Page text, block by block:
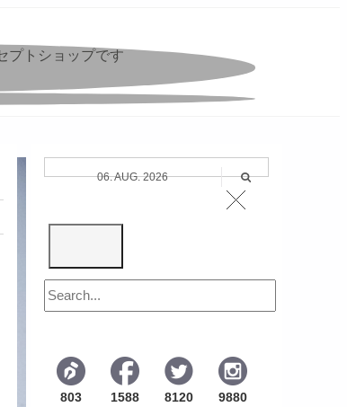
プトショップです
06. AUG. 2026
803 1588 8120 9880